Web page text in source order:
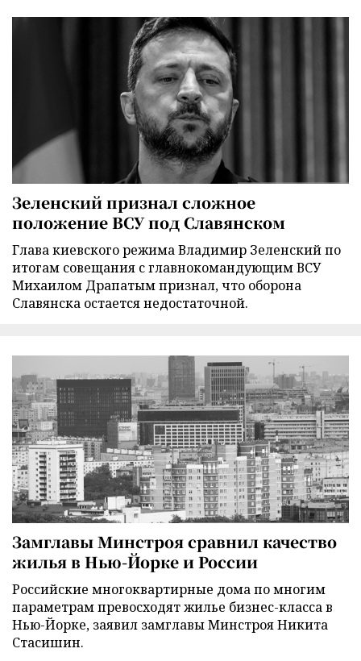
Зеленский признал сложное
положение ВСУ под Славянском
Глава киевского режима Владимир Зеленский по
итогам совещания с главнокомандующим ВСУ
Михаилом Драпатым признал, что оборона
Славянска остается недостаточной.
Замглавы Минстроя сравнил качество
жилья в Нью-Йорке и России
Российские многоквартирные дома по многим
параметрам превосходят жилье бизнес-класса в
Нью-Йорке, заявил замглавы Минстроя Никита
Стасишин.